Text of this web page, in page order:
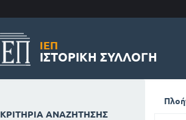
ΙΕΠ
ΙΣΤΟΡΙΚΉ ΣΥΛΛΟΓΉ
ΚΡΙΤΉΡΙΑ ΑΝΑΖΉΤΗΣΗΣ